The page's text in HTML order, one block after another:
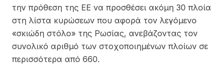
την πρόθεση της ΕΕ να προσθέσει ακόμη 30 πλοία
στη λίστα κυρώσεων που αφορά τον λεγόμενο
«σκιώδη στόλο» της Ρωσίας, ανεβάζοντας τον
συνολικό αριθμό των στοχοποιημένων πλοίων σε
περισσότερα από 660.